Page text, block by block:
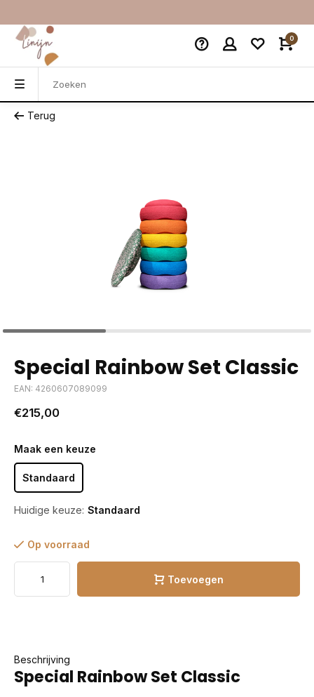
0
Terug
Special Rainbow Set Classic
EAN: 4260607089099
€215,00
Maak een keuze
Standaard
Huidige keuze: Standaard
Op voorraad
Toevoegen
Beschrijving
Special Rainbow Set Classic